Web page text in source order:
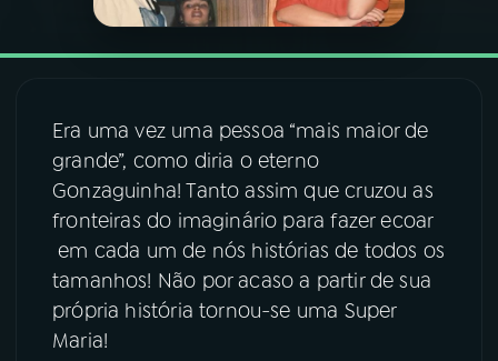
VIDEOCASTS
08FESTIVAL DE MÚSICA
ACOMPANHE A RÁDIO NACIONAL
YouTube Facebook
Instagram
Era uma vez uma pessoa “mais maior de
grande”, como diria o eterno
Gonzaguinha! Tanto assim que cruzou as
fronteiras do imaginário para fazer ecoar
em cada um de nós histórias de todos os
tamanhos! Não por acaso a partir de sua
própria história tornou-se uma Super
Maria!